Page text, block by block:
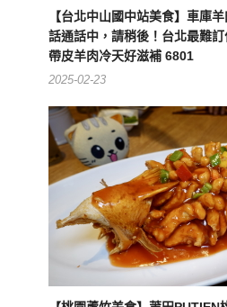
【台北中山國中站美食】車庫
話通話中，請稍後！台北最難
帶皮羊肉冷天好滋補 6801
2025-02-23